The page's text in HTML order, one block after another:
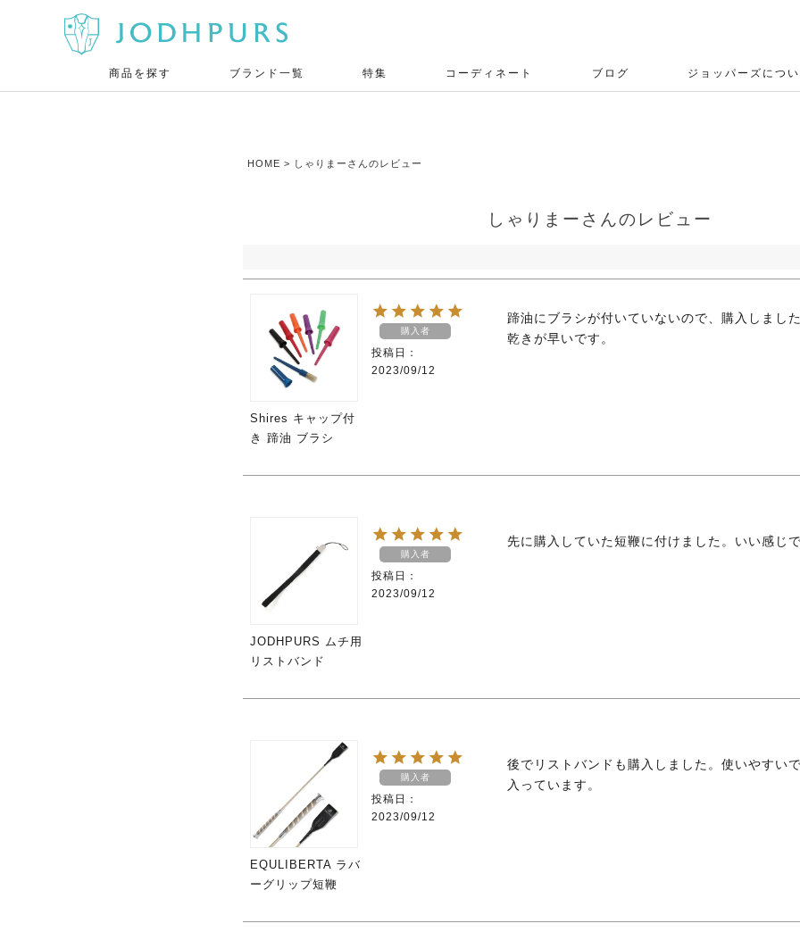
商品を探す ブランド一覧 特集 コーディネート ブログ ジョッパーズについ
HOME しゃりまーさんのレビュー
しゃりまーさんのレビュー
Shires キャップ付
き 蹄油 ブラシ
購入者
投稿日
2023/09/12
蹄油にブラシが付いていないので、購入しまし
乾きが早いです。
JODHPURS ムチ用
リストバンド
購入者
投稿日
2023/09/12
先に購入していた短鞭に付けました。いい感じで
EQULIBERTA ラバ
ーグリップ短鞭
購入者
投稿日
2023/09/12
後でリストバンドも購入しました。使いやすい
入っています。